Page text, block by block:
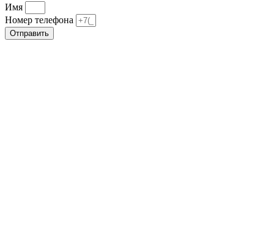
Имя
Номер телефона
Отправить